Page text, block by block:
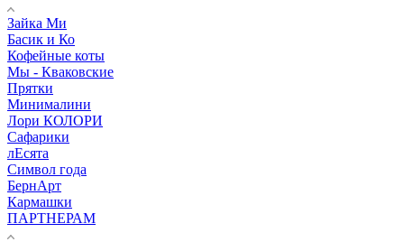
Зайка Ми
Басик и Ко
Кофейные коты
Мы - Кваковские
Прятки
Минималини
Лори КОЛОРИ
Сафарики
лЕсята
Символ года
БернАрт
Кармашки
ПАРТНЕРАМ